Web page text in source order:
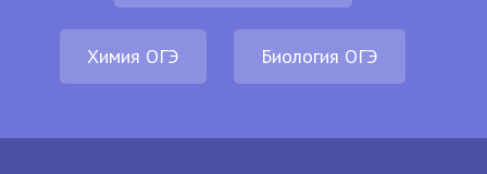
Химия ОГЭ Биология ОГЭ